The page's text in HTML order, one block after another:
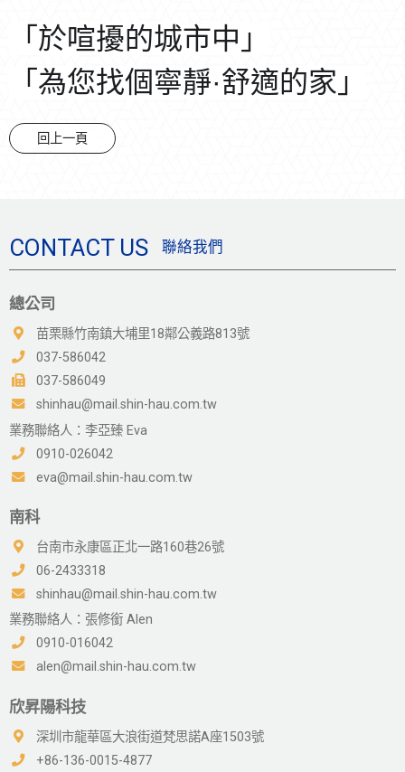
「於喧擾的城市中」
「為您找個寧靜·舒適的家」
回上一頁
CONTACT US 聯絡我們
總公司
苗栗縣竹南鎮大埔里18鄰公義路813號
037-586042
037-586049
shinhau@mail.shin-hau.com.tw
業務聯絡人：李亞臻 Eva
0910-026042
eva@mail.shin-hau.com.tw
南科
台南市永康區正北一路160巷26號
06-2433318
shinhau@mail.shin-hau.com.tw
業務聯絡人：張修銜 Alen
0910-016042
alen@mail.shin-hau.com.tw
欣昇陽科技
深圳市龍華區大浪街道梵思諾A座1503號
+86-136-0015-4877